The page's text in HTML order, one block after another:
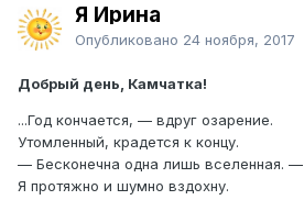
Я Ирина
Опубликовано 24 ноября, 2017
Добрый день, Камчатка!
...Год кончается, — вдруг озарение.
Утомленный, крадется к концу.
— Бесконечна одна лишь вселенная. —
Я протяжно и шумно вздохну.